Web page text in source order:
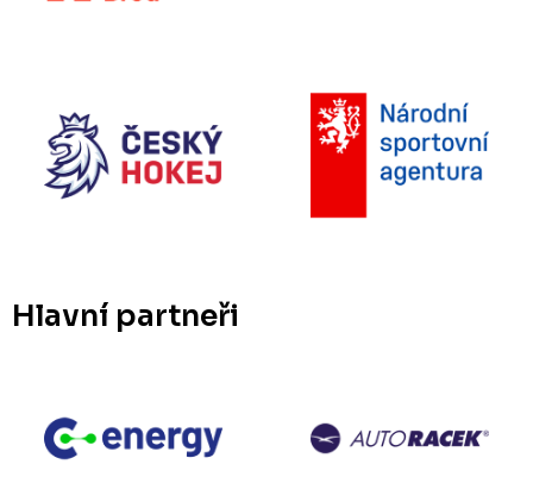
Hlavní partneři